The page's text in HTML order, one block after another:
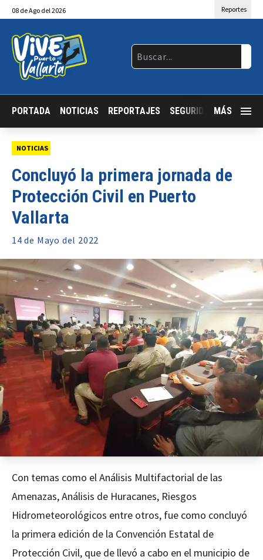
08 deAgo del 2026 Reportes
PORTADA NOTICIAS REPORTAJES SEGURIDAD JALISCO
MÁS
NOTICIAS
Concluyó la primera jornada de
Protección Civil en Puerto
Vallarta
14 de Mayo del 2022
Con temas como el Análisis Multifactorial de las
Amenazas, Análisis de Huracanes, Riesgos
Hidrometeorológicos entre otros, fue como concluyó
la primera edición de la Convención Estatal de
Protección Civil, que de llevó a cabo en el municipio de